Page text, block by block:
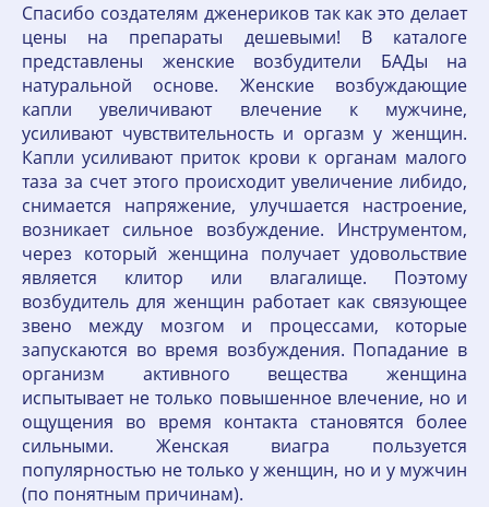
Спасибо создателям дженериков так как это делает
цены на препараты дешевыми! В каталоге
представлены женские возбудители БАДы на
натуральной основе. Женские возбуждающие
капли увеличивают влечение к мужчине,
усиливают чувствительность и оргазм у женщин.
Капли усиливают приток крови к органам малого
таза за счет этого происходит увеличение либидо,
снимается напряжение, улучшается настроение,
возникает сильное возбуждение. Инструментом,
через который женщина получает удовольствие
является клитор или влагалище. Поэтому
возбудитель для женщин работает как связующее
звено между мозгом и процессами, которые
запускаются во время возбуждения. Попадание в
организм активного вещества женщина
испытывает не только повышенное влечение, но и
ощущения во время контакта становятся более
сильными. Женская виагра пользуется
популярностью не только у женщин, но и у мужчин
(по понятным причинам).